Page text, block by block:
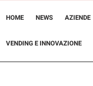
HOME NEWS AZIENDE
VENDING E INNOVAZIONE